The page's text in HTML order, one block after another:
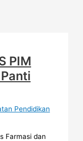
PIM
Pendidikan
Farmasi dan